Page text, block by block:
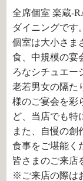
全席個室 楽蔵
ダイニングです。
個室は大小さま
食、中規模の宴
ろなシチュエー
老若男女の隔た
様のご宴会を彩
ど、当店でも特
また、自慢の創
食事をご堪能く
皆さまのご来店
※ご来店の際は